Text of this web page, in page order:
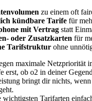
zu einem oft
kündbare Tarife für
mit Vertrag statt
oder Zusatzkarten für
Tarifstruktur ohne
maximale Netzpriorität
erst, ob o2 in deiner
bringt dir nichts,
wichtigsten Tarifarten